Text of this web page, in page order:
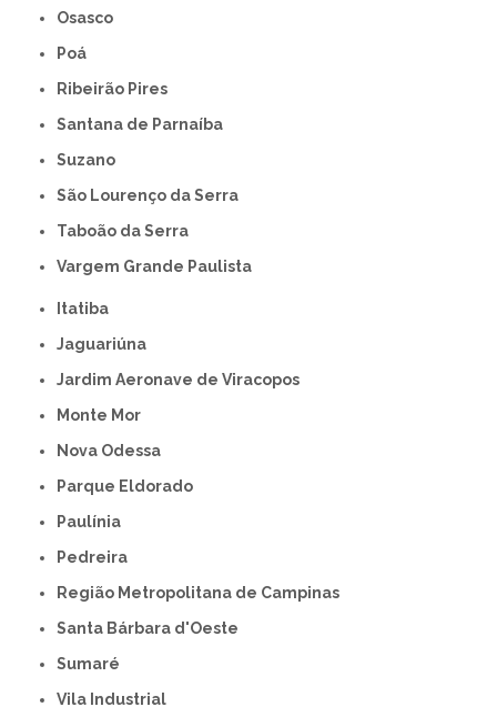
Osasco
Poá
Ribeirão Pires
Santana de Parnaíba
Suzano
São Lourenço da Serra
Taboão da Serra
Vargem Grande Paulista
Itatiba
Jaguariúna
Jardim Aeronave de Viracopos
Monte Mor
Nova Odessa
Parque Eldorado
Paulínia
Pedreira
Região Metropolitana de Campinas
Santa Bárbara d'Oeste
Sumaré
Vila Industrial